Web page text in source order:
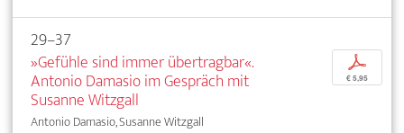
29–37
»Gefühle sind immer übertragbar«.
Antonio Damasio im Gespräch mit
Susanne Witzgall
Antonio Damasio, Susanne Witzgall
p
€ 5,95